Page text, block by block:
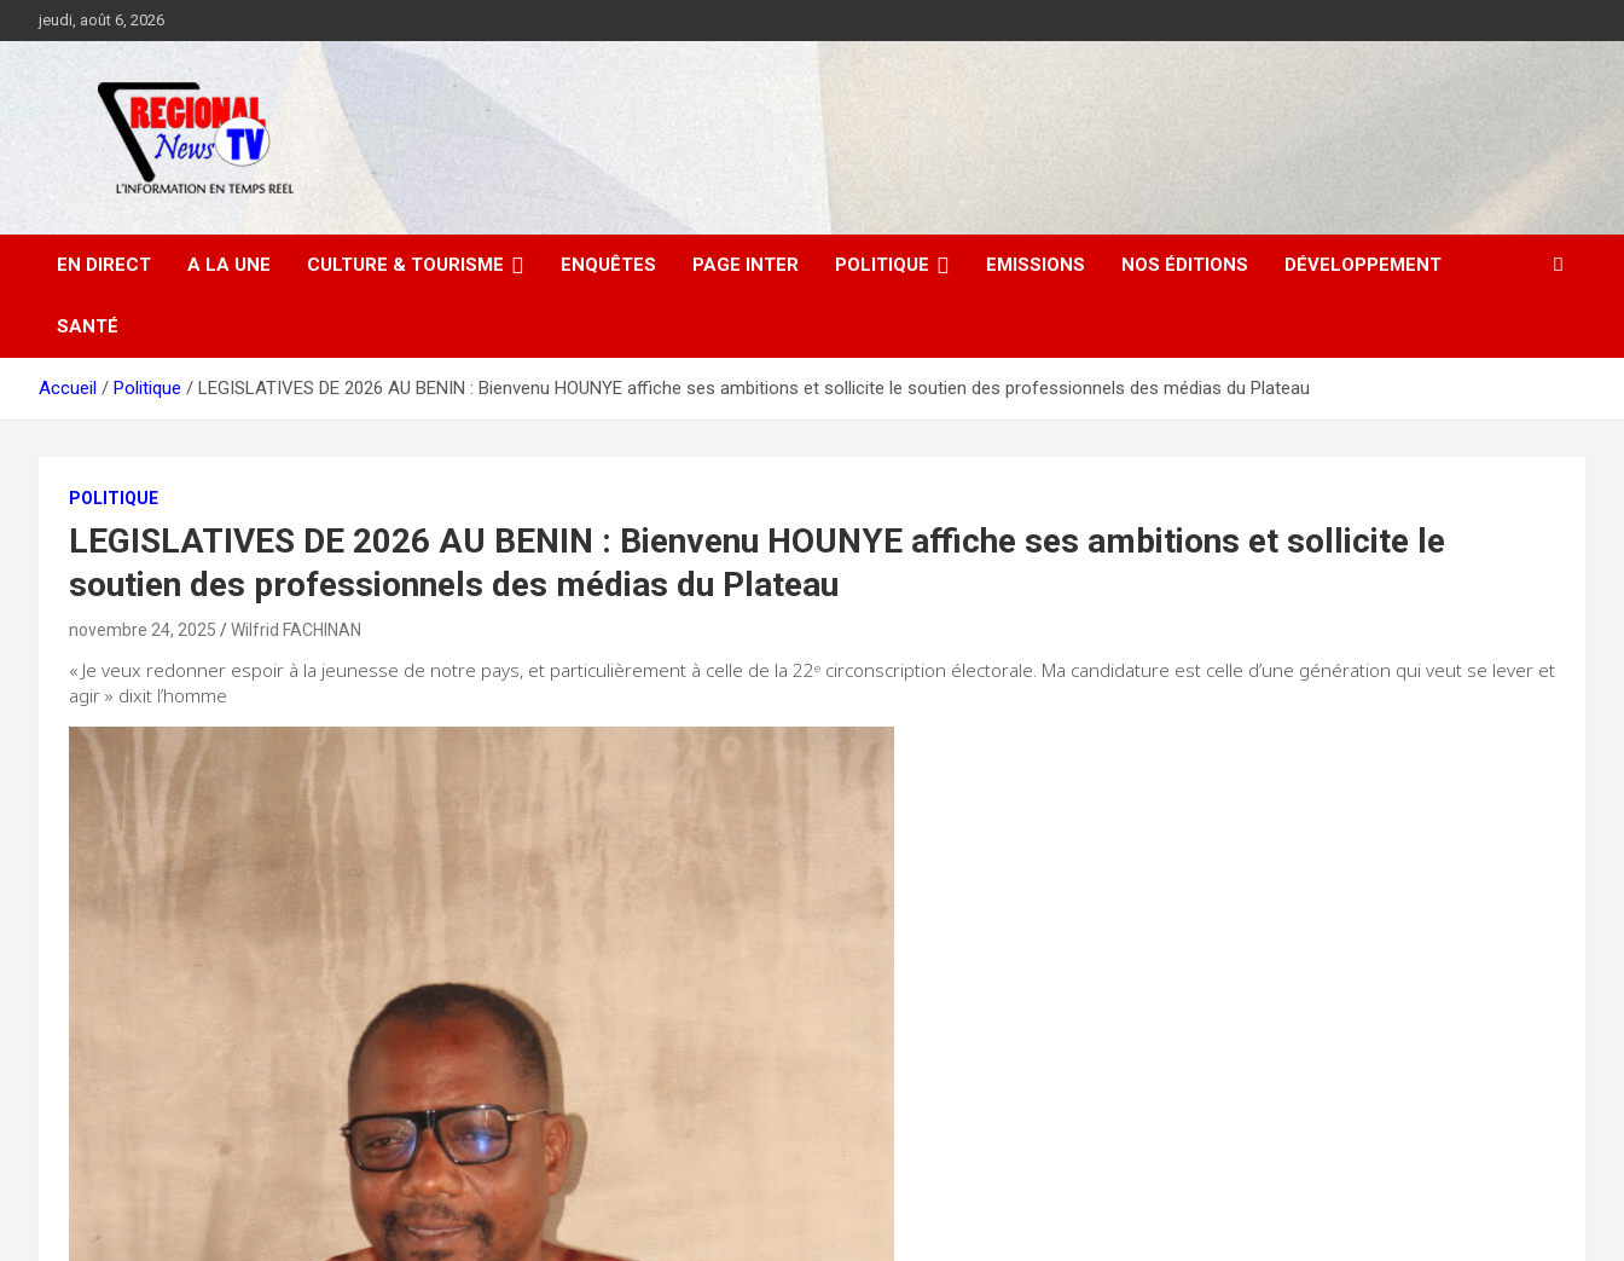
au
jeudi, août 6, 2026
EN DIRECT A LA UNE CULTURE & TOURISME ENQUÊTES PAGE INTER POLITIQUE EMISSIONS NOS ÉDITIONS DÉVELOPPEMENT
SANTÉ
Accueil Politique LEGISLATIVES DE 2026 AU BENIN : Bienvenu HOUNYE affiche ses ambitions et sollicite le soutien des professionnels des médias du Plateau
POLITIQUE
LEGISLATIVES DE 2026 AU BENIN : Bienvenu HOUNYE affiche ses ambitions et sollicite le
soutien des professionnels des médias du Plateau
novembre 24, 2025 Wilfrid FACHINAN
« Je veux redonner espoir à la jeunesse de notre pays, et particulièrement à celle de la 22ᵉ circonscription électorale. Ma candidature est celle d’une génération qui veut se lever et
agir » dixit l’homme